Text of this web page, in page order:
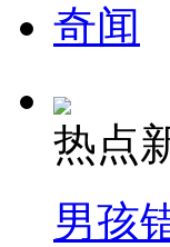
奇闻
热点
男孩